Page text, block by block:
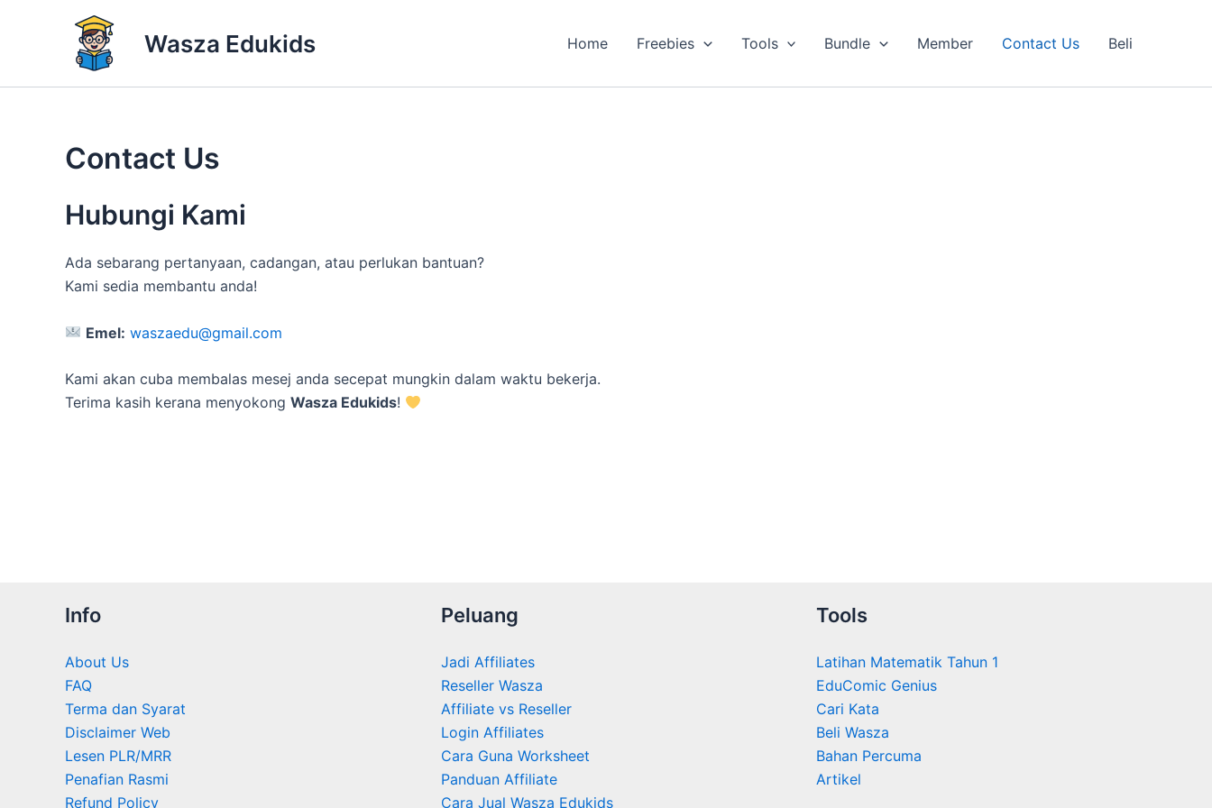
Wasza Edukids Home Freebies Tools Bundle Member Contact Us Beli
Contact Us
Hubungi Kami
Ada sebarang pertanyaan, cadangan, atau perlukan bantuan?
Kami sedia membantu anda!
Emel: waszaedu@gmail.com
Kami akan cuba membalas mesej anda secepat mungkin dalam waktu bekerja.
Terima kasih kerana menyokong Wasza Edukids!
Info
About Us
FAQ
Terma dan Syarat
Disclaimer Web
Lesen PLR/MRR
Penafian Rasmi
Refund Policy
Peluang
Jadi Affiliates
Reseller Wasza
Affiliate vs Reseller
Login Affiliates
Cara Guna Worksheet
Panduan Affiliate
Cara Jual Wasza Edukids
Tools
Latihan Matematik Tahun 1
EduComic Genius
Cari Kata
Beli Wasza
Bahan Percuma
Artikel